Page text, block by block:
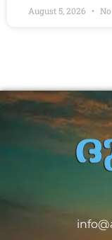
August 5, 2026